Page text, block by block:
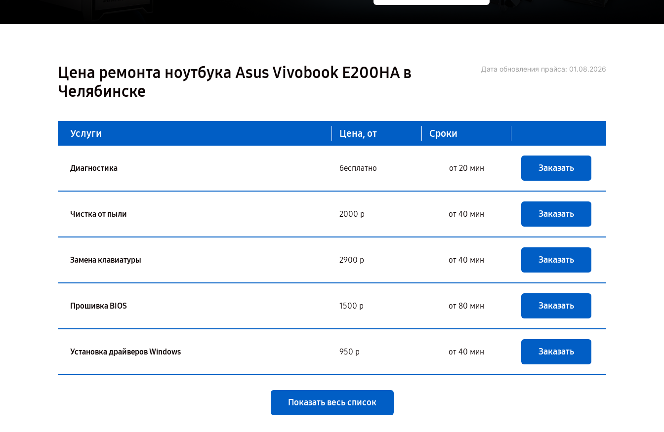
Цена ремонта ноутбука Asus Vivobook E200HA в
Челябинске
Дата обновления прайса: 01.08.2026
Услуги Цена, от Сроки
Диагностика бесплатно от 20 мин Заказать
Чистка от пыли 2000 р от 40 мин Заказать
Замена клавиатуры 2900 р от 40 мин Заказать
Прошивка BIOS 1500 р от 80 мин Заказать
Установка драйверов Windows 950 р от 40 мин Заказать
Показать весь список